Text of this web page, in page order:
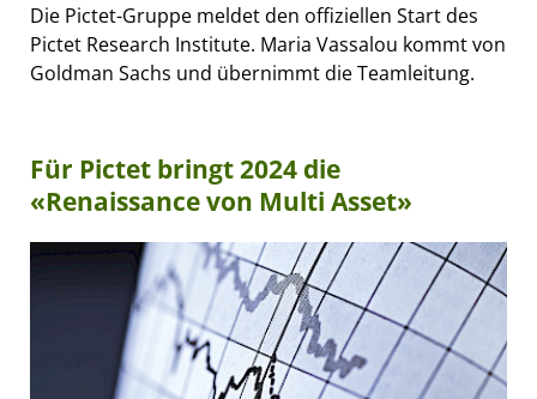
Die Pictet-Gruppe meldet den offiziellen Start des
Pictet Research Institute. Maria Vassalou kommt von
Goldman Sachs und übernimmt die Teamleitung.
Für Pictet bringt 2024 die
«Renaissance von Multi Asset»